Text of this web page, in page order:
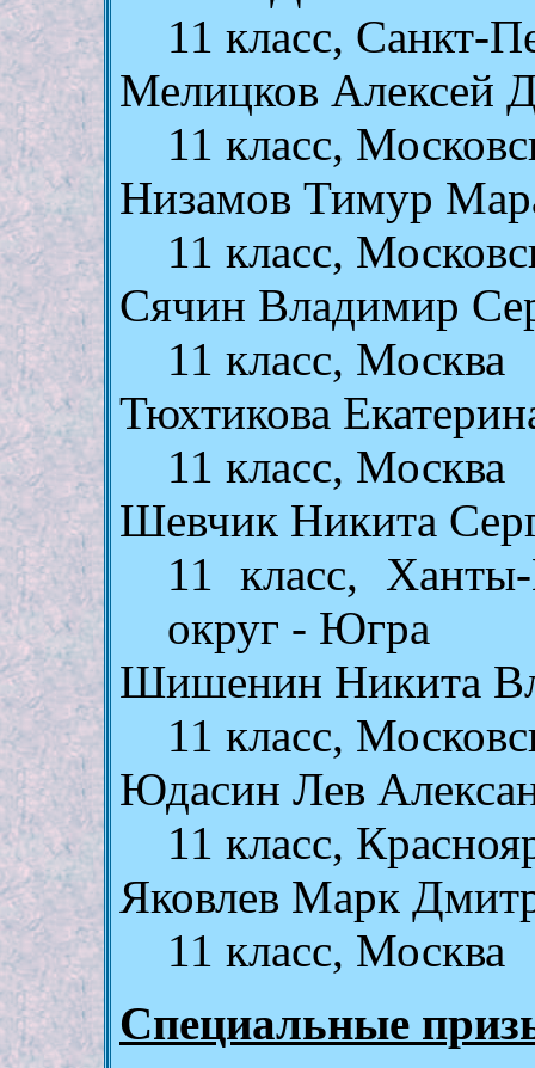
11 класс, Санкт-
Мелицков Алексей
11 класс,
Низамов Тимур
11 класс,
Сячин Владимир
11 класс, Москва
Тюхтикова
11 класс, Москва
Шевчик Никита
11 класс,
округ - Югра
Шишенин Никита
11 класс,
Юдасин Лев
11 класс,
Яковлев Марк
11 класс, Москва
Специальные